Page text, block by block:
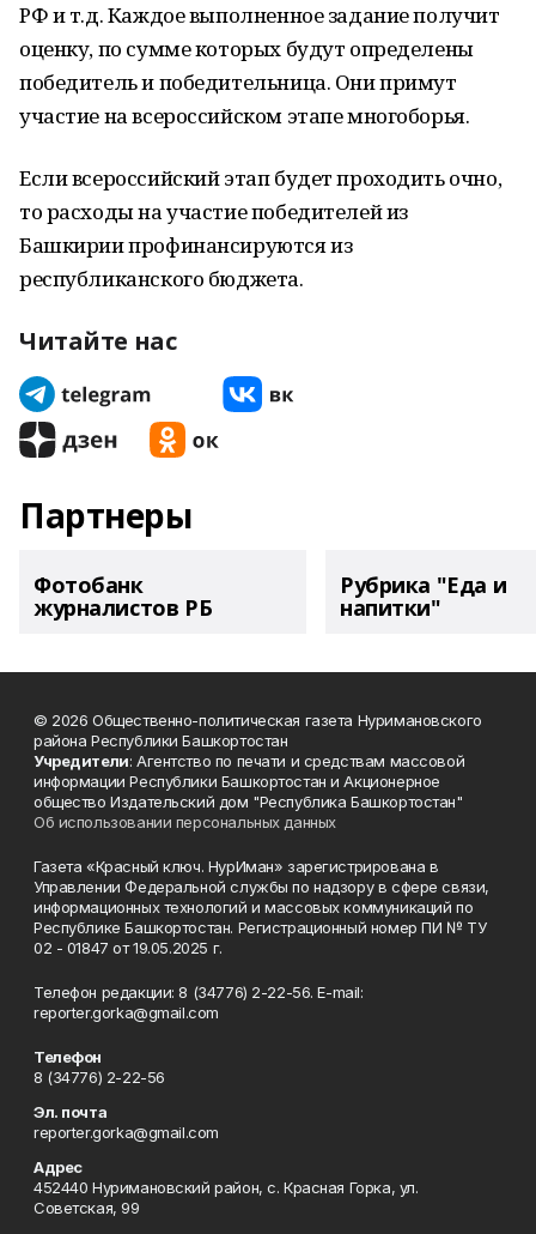
РФ и т.д. Каждое выполненное задание получит
оценку, по сумме которых будут определены
победитель и победительница. Они примут
участие на всероссийском этапе многоборья.
Если всероссийский этап будет проходить очно,
то расходы на участие победителей из
Башкирии профинансируются из
республиканского бюджета.
Читайте нас
Партнеры
Фотобанк
журналистов РБ
Рубрика "Еда и
напитки"
© 2026 Общественно-политическая газета Нуримановского
района Республики Башкортостан
Учредители: Агентство по печати и средствам массовой
информации Республики Башкортостан и Акционерное
общество Издательский дом "Республика Башкортостан"
Об использовании персональных данных
Газета «Красный ключ. НурИман» зарегистрирована в
Управлении Федеральной службы по надзору в сфере связи,
информационных технологий и массовых коммуникаций по
Республике Башкортостан. Регистрационный номер ПИ № ТУ
02 - 01847 от 19.05.2025 г.
Телефон редакции: 8 (34776) 2-22-56. E-mail:
reporter.gorka@gmail.com
Телефон
8 (34776) 2-22-56
Эл. почта
reporter.gorka@gmail.com
Адрес
452440 Нуримановский район, с. Красная Горка, ул.
Советская, 99